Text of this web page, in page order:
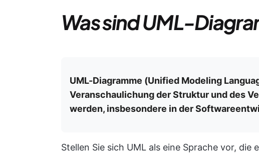
Was sind UML-
UML-Diagramme (Unified Modeling
Veranschaulichung der Struktur und des
werden, insbesondere in der
Stellen Sie sich UML als eine Sprache vor,